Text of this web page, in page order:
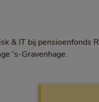
& IT bij pensioenfonds
's-Gravenhage.